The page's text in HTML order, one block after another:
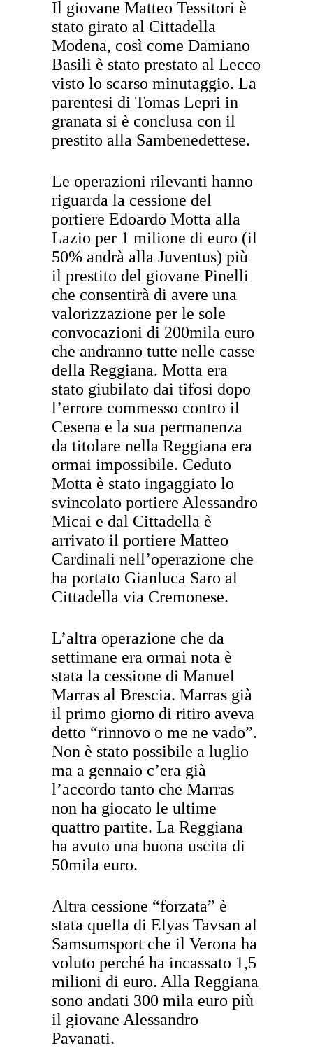
Il giovane Matteo Tessitori è
stato girato al Cittadella
Modena, così come Damiano
Basili è stato prestato al Lecco
visto lo scarso minutaggio. La
parentesi di Tomas Lepri in
granata si è conclusa con il
prestito alla Sambenedettese.
Le operazioni rilevanti hanno
riguarda la cessione del
portiere Edoardo Motta alla
Lazio per 1 milione di euro (il
50% andrà alla Juventus) più
il prestito del giovane Pinelli
che consentirà di avere una
valorizzazione per le sole
convocazioni di 200mila euro
che andranno tutte nelle casse
della Reggiana. Motta era
stato giubilato dai tifosi dopo
l’errore commesso contro il
Cesena e la sua permanenza
da titolare nella Reggiana era
ormai impossibile. Ceduto
Motta è stato ingaggiato lo
svincolato portiere Alessandro
Micai e dal Cittadella è
arrivato il portiere Matteo
Cardinali nell’operazione che
ha portato Gianluca Saro al
Cittadella via Cremonese.
L’altra operazione che da
settimane era ormai nota è
stata la cessione di Manuel
Marras al Brescia. Marras già
il primo giorno di ritiro aveva
detto “rinnovo o me ne vado”.
Non è stato possibile a luglio
ma a gennaio c’era già
l’accordo tanto che Marras
non ha giocato le ultime
quattro partite. La Reggiana
ha avuto una buona uscita di
50mila euro.
Altra cessione “forzata” è
stata quella di Elyas Tavsan al
Samsumsport che il Verona ha
voluto perché ha incassato 1,5
milioni di euro. Alla Reggiana
sono andati 300 mila euro più
il giovane Alessandro
Pavanati.